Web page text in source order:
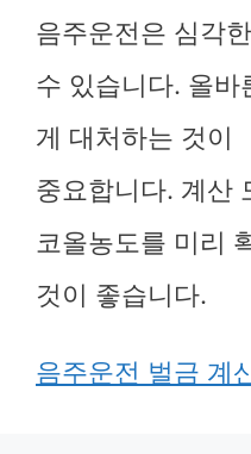
음주운전은 심각
수 있습니다. 올
게 대처하는 것이
중요합니다. 계산
코올농도를 미리
것이 좋습니다.
음주운전 벌금 계